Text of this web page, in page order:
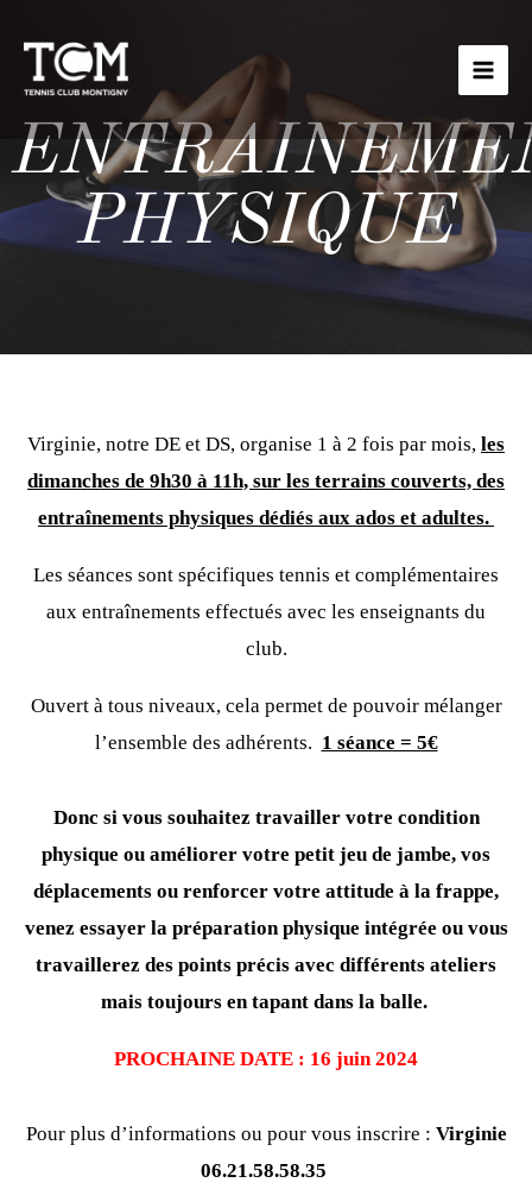
PHYSIQUE
Virginie, notre DE et DS, organise 1 à 2 fois par mois, les
dimanches de 9h30 à 11h, sur les terrains couverts, des
entraînements physiques dédiés aux ados et adultes.
Les séances sont spécifiques tennis et complémentaires
aux entraînements effectués avec les enseignants du
club.
Ouvert à tous niveaux, cela permet de pouvoir mélanger
l’ensemble des adhérents. 1 séance = 5€
Donc si vous souhaitez travailler votre condition
physique ou améliorer votre petit jeu de jambe, vos
déplacements ou renforcer votre attitude à la frappe,
venez essayer la préparation physique intégrée ou vous
travaillerez des points précis avec différents ateliers
mais toujours en tapant dans la balle.
PROCHAINE DATE : 16 juin 2024
Pour plus d’informations ou pour vous inscrire : Virginie
06.21.58.58.35